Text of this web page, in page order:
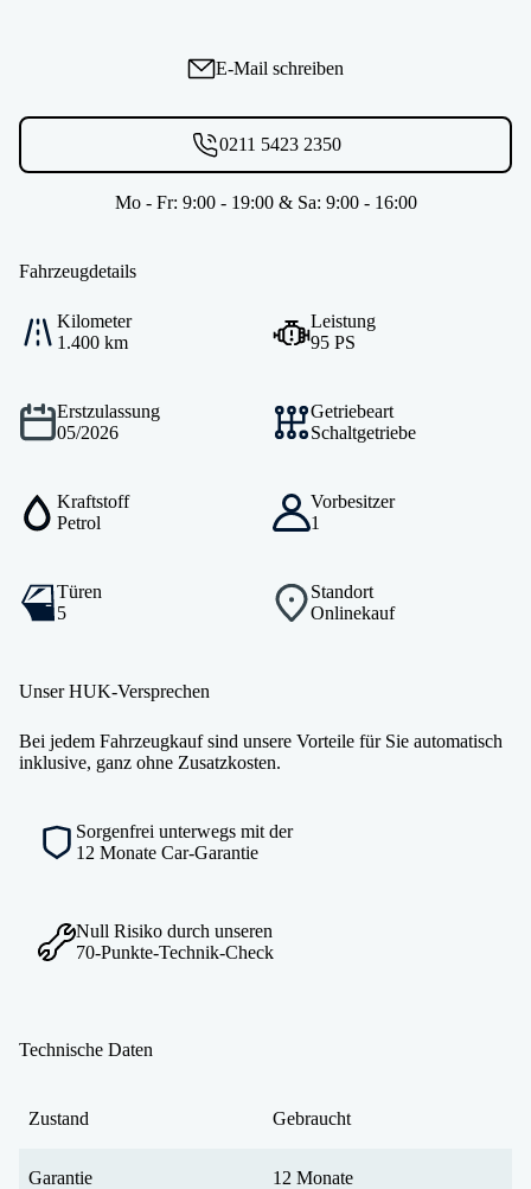
E-Mail schreiben
0211 5423 2350
Mo - Fr: 9:00 - 19:00 & Sa: 9:00 - 16:00
Fahrzeugdetails
Kilometer
1.400 km
Leistung
95 PS
Erstzulassung
05/2026
Getriebeart
Schaltgetriebe
Kraftstoff
Petrol
Vorbesitzer
1
Türen
5
Standort
Onlinekauf
Unser HUK-Versprechen
Bei jedem Fahrzeugkauf sind unsere Vorteile für Sie automatisch
inklusive, ganz ohne Zusatzkosten.
Sorgenfrei unterwegs mit der
12 Monate Car-Garantie
Null Risiko durch unseren
70-Punkte-Technik-Check
Technische Daten
Zustand Gebraucht
Garantie 12 Monate